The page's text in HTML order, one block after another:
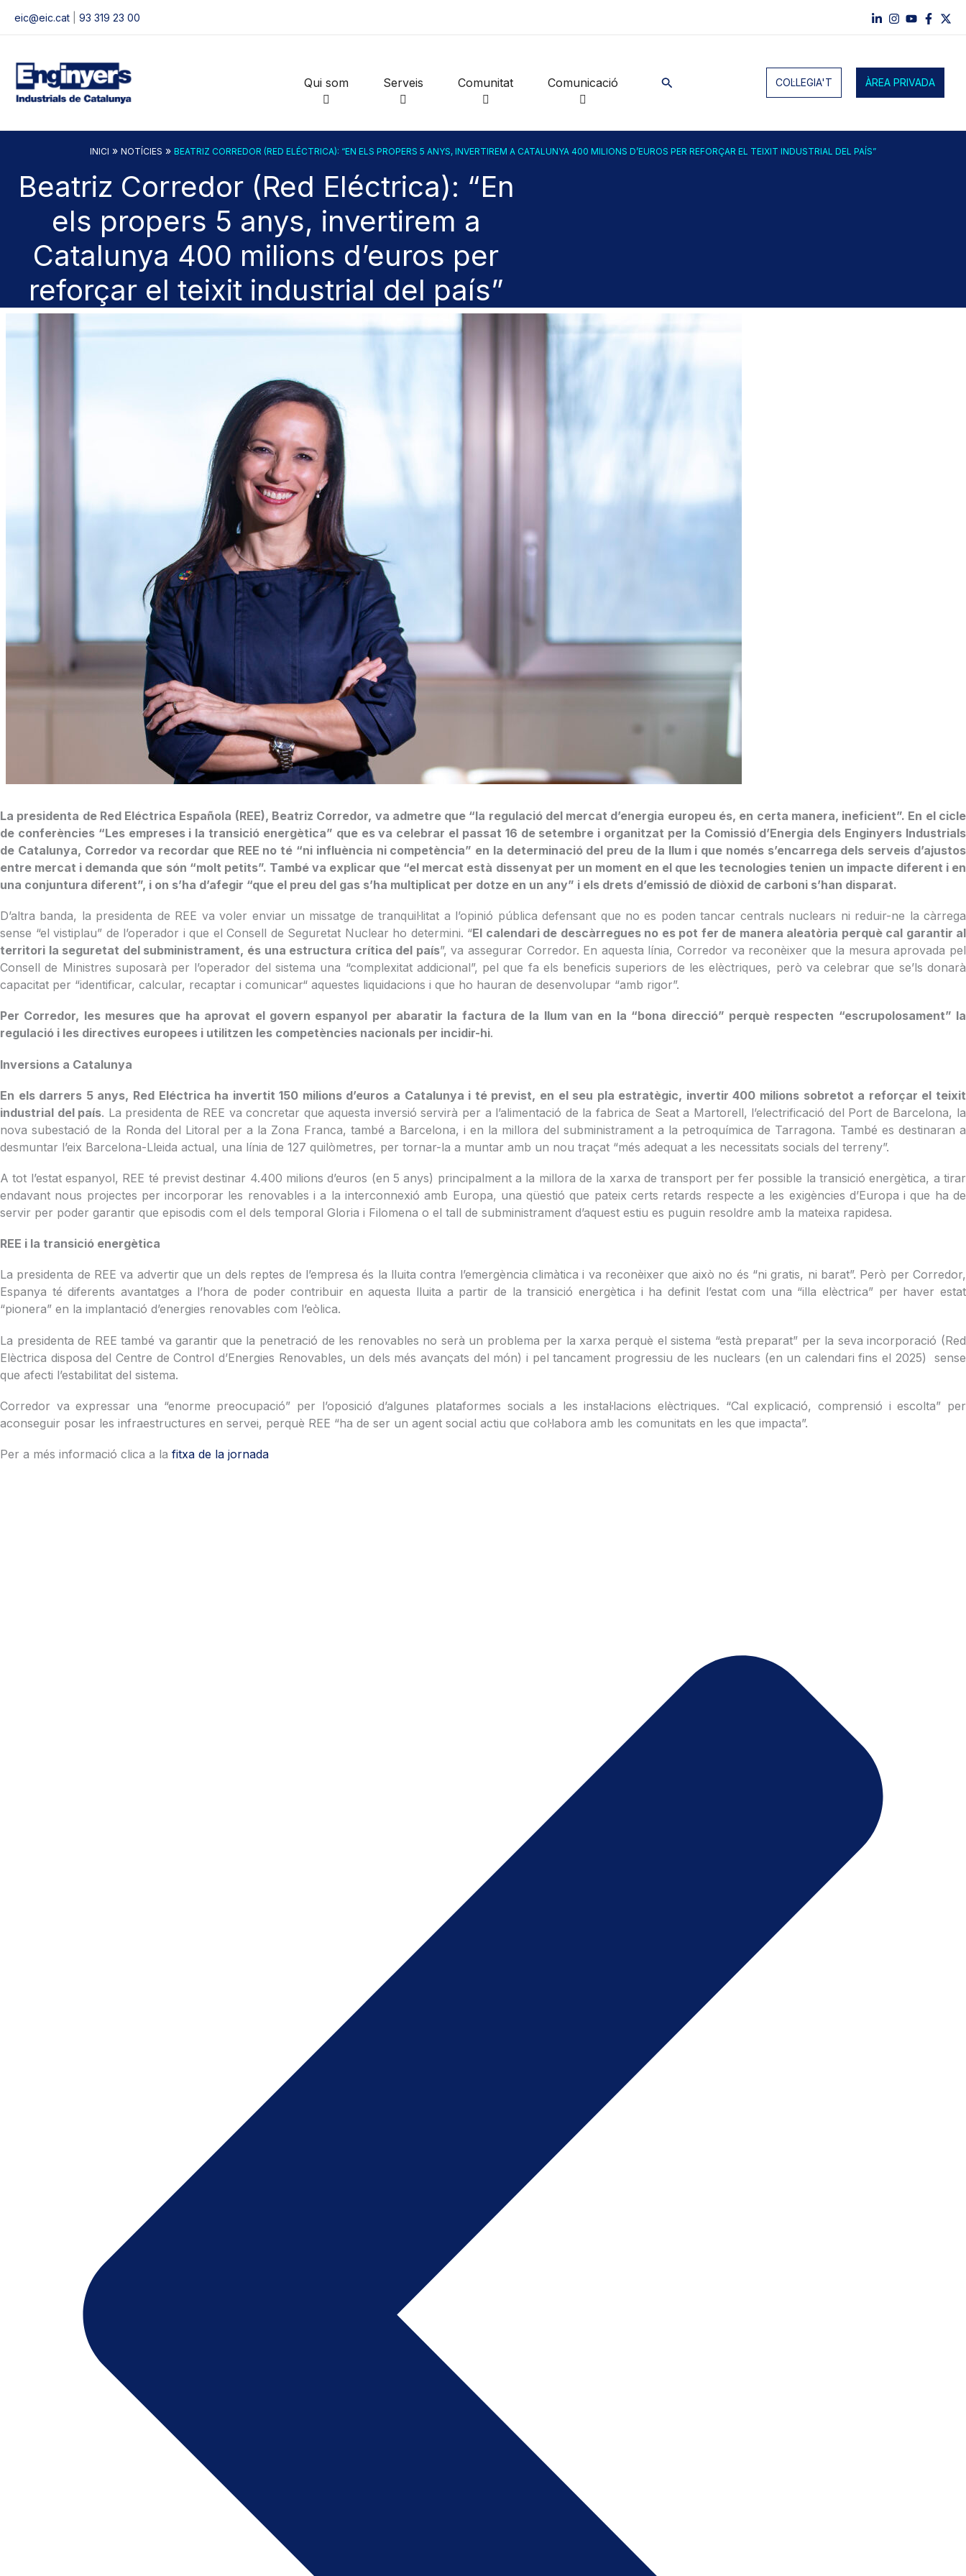
eic@eic.cat 93 319 23 00
Qui som Serveis Comunitat Comunicació Cerca COL·LEGIA'T ÀREA PRIVADA
INICI » NOTÍCIES » BEATRIZ CORREDOR (RED ELÉCTRICA): “EN ELS PROPERS 5 ANYS, INVERTIREM A CATALUNYA 400 MILIONS D’EUROS PER REFORÇAR EL TEIXIT INDUSTRIAL DEL PAÍS”
Beatriz Corredor (Red Eléctrica): “En
els propers 5 anys, invertirem a
Catalunya 400 milions d’euros per
reforçar el teixit industrial del país”
La presidenta de Red Eléctrica Española (REE), Beatriz Corredor, va admetre que “la regulació del mercat d’energia europeu és, en certa manera, ineficient”. En el cicle
de conferències “Les empreses i la transició energètica” que es va celebrar el passat 16 de setembre i organitzat per la Comissió d’Energia dels Enginyers Industrials
de Catalunya, Corredor va recordar que REE no té “ni influència ni competència” en la determinació del preu de la llum i que només s’encarrega dels serveis d’ajustos
entre mercat i demanda que són “molt petits”. També va explicar que “el mercat està dissenyat per un moment en el que les tecnologies tenien un impacte diferent i en
una conjuntura diferent”, i on s’ha d’afegir “que el preu del gas s’ha multiplicat per dotze en un any” i els drets d’emissió de diòxid de carboni s’han disparat.
D’altra banda, la presidenta de REE va voler enviar un missatge de tranquil·litat a l’opinió pública defensant que no es poden tancar centrals nuclears ni reduir-ne la càrrega
sense “el vistiplau” de l’operador i que el Consell de Seguretat Nuclear ho determini. “El calendari de descàrregues no es pot fer de manera aleatòria perquè cal garantir al
territori la seguretat del subministrament, és una estructura crítica del país”, va assegurar Corredor. En aquesta línia, Corredor va reconèixer que la mesura aprovada pel
Consell de Ministres suposarà per l’operador del sistema una “complexitat addicional”, pel que fa els beneficis superiors de les elèctriques, però va celebrar que se’ls donarà
capacitat per “identificar, calcular, recaptar i comunicar“ aquestes liquidacions i que ho hauran de desenvolupar “amb rigor”.
Per Corredor, les mesures que ha aprovat el govern espanyol per abaratir la factura de la llum van en la “bona direcció” perquè respecten “escrupolosament” la
regulació i les directives europees i utilitzen les competències nacionals per incidir-hi.
Inversions a Catalunya
En els darrers 5 anys, Red Eléctrica ha invertit 150 milions d’euros a Catalunya i té previst, en el seu pla estratègic, invertir 400 milions sobretot a reforçar el teixit
industrial del país. La presidenta de REE va concretar que aquesta inversió servirà per a l’alimentació de la fabrica de Seat a Martorell, l’electrificació del Port de Barcelona, la
nova subestació de la Ronda del Litoral per a la Zona Franca, també a Barcelona, i en la millora del subministrament a la petroquímica de Tarragona. També es destinaran a
desmuntar l’eix Barcelona-Lleida actual, una línia de 127 quilòmetres, per tornar-la a muntar amb un nou traçat “més adequat a les necessitats socials del terreny”.
A tot l’estat espanyol, REE té previst destinar 4.400 milions d’euros (en 5 anys) principalment a la millora de la xarxa de transport per fer possible la transició energètica, a tirar
endavant nous projectes per incorporar les renovables i a la interconnexió amb Europa, una qüestió que pateix certs retards respecte a les exigències d’Europa i que ha de
servir per poder garantir que episodis com el dels temporal Gloria i Filomena o el tall de subministrament d’aquest estiu es puguin resoldre amb la mateixa rapidesa.
REE i la transició energètica
La presidenta de REE va advertir que un dels reptes de l’empresa és la lluita contra l’emergència climàtica i va reconèixer que això no és “ni gratis, ni barat”. Però per Corredor,
Espanya té diferents avantatges a l’hora de poder contribuir en aquesta lluita a partir de la transició energètica i ha definit l’estat com una “illa elèctrica” per haver estat
“pionera” en la implantació d’energies renovables com l’eòlica.
La presidenta de REE també va garantir que la penetració de les renovables no serà un problema per la xarxa perquè el sistema “està preparat” per la seva incorporació (Red
Elèctrica disposa del Centre de Control d’Energies Renovables, un dels més avançats del món) i pel tancament progressiu de les nuclears (en un calendari fins el 2025) sense
que afecti l’estabilitat del sistema.
Corredor va expressar una “enorme preocupació” per l’oposició d’algunes plataformes socials a les instal·lacions elèctriques. “Cal explicació, comprensió i escolta” per
aconseguir posar les infraestructures en servei, perquè REE “ha de ser un agent social actiu que col·labora amb les comunitats en les que impacta”.
Per a més informació clica a la fitxa de la jornada